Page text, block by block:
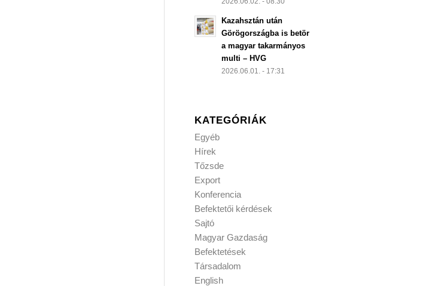
Kazahsztán után
Görögországba is betör
a magyar takarmányos
multi – HVG
2026.06.01. - 17:31
KATEGÓRIÁK
Egyéb
Hírek
Tőzsde
Export
Konferencia
Befektetői kérdések
Sajtó
Magyar Gazdaság
Befektetések
Társadalom
English